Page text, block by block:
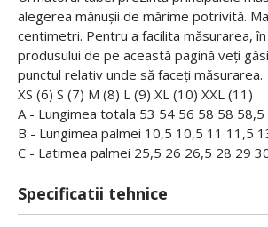
alegerea mănușii de mărime potrivită.
centimetri. Pentru a facilita măsurarea,
produsului de pe această pagină veți
punctul relativ unde să faceți măsurarea.
XS (6) S (7) M (8) L (9) XL (10) XXL (11)
A - Lungimea totala 53 54 56 58 58 58,5
B - Lungimea palmei 10,5 10,5 11 11,5
C - Latimea palmei 25,5 26 26,5 28 29
Specificatii tehnice